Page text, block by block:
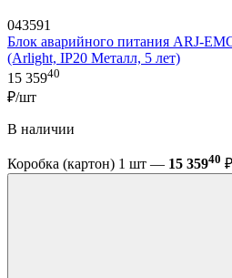
043591
Блок аварийного питания ARJ-
(Arlight, IP20 Металл, 5 лет)
15 35940
₽/шт
В наличии
Коробка (картон) 1 шт — 15 35940 ₽